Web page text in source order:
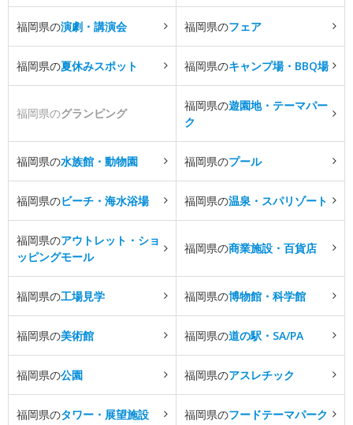
福岡県の演劇・講演会 福岡県のフェア
福岡県の夏休みスポット 福岡県のキャンプ場・BBQ場
福岡県のグランピング
福岡県の遊園地・テーマパー
ク
福岡県の水族館・動物園 福岡県のプール
福岡県のビーチ・海水浴場 福岡県の温泉・スパリゾート
福岡県のアウトレット・ショ
ッピングモール
福岡県の商業施設・百貨店
福岡県の工場見学 福岡県の博物館・科学館
福岡県の美術館 福岡県の道の駅・SA/PA
福岡県の公園 福岡県のアスレチック
福岡県のタワー・展望施設 福岡県のフードテーマパーク